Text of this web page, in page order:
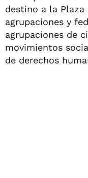
destino a la
agrupaciones y
agrupaciones de
movimientos
de derechos